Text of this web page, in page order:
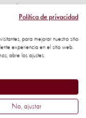
en
y Japón. Tigres y
obras de teatro en
accesorios
Unidos, Portugal
Política de privacidad
para mejorar nuestro sitio
experiencia en el sitio web.
abre los ajustes.
No, ajustar